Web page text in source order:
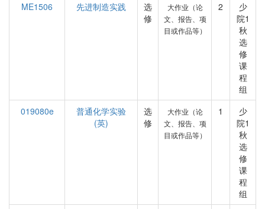
ME1506
先进制造实践
选
修
大作业（论
文、报告、项
目或作品等）
2
少
院1
秋
选
修
课
程
组
019080e
普通化学实验
(英)
选
修
大作业（论
文、报告、项
目或作品等）
1
少
院1
秋
选
修
课
程
组